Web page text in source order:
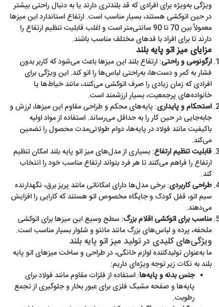
ویژگی به‌ویژه برای افرادی که قد بلندتری دارند یا به دنبال راحتی بیشتر
در حین اتوکشی هستند، بسیار مناسب است. ارتفاع استاندارد این میزها
معمولاً بین 70 تا 90 سانتی‌متر است و اغلب قابلیت تنظیم ارتفاع را
دارند تا برای افراد با قدهای مختلف مناسب باشند.
مزایای میز اتو پایه بلند
ارگونومی و راحتی: ارتفاع بلند این میزها باعث می‌شود که کاربر بدون
فشار به کمر و دست‌ها، به‌راحتی لباس‌ها را اتو کند. این ویژگی برای
افرادی که زمان زیادی را صرف اتوکشی می‌کنند، مانند خیاط‌ها یا
خانواده‌های پرجمعیت، بسیار ارزشمند است.
استحکام و پایداری: پایه‌های محکم و طراحی مقاوم این میزها، لرزش و
جابه‌جایی در حین کار را به حداقل می‌رساند. استفاده از مواد اولیه
باکیفیت مانند فولاد در پایه‌ها، دوام طولانی‌مدت محصول را تضمین
می‌کند.
قابلیت تنظیم ارتفاع: بسیاری از مدل‌های میز اتو پایه بلند امکان تنظیم
ارتفاع را فراهم می‌کنند تا هر فرد بتواند ارتفاع مناسب خود را انتخاب
کند.
طراحی کاربردی: برخی مدل‌ها دارای امکاناتی مانند پریز برق، نگهدارنده
سیم اتو، قفل کودک و جایگاه مخصوص اتو هستند که کارایی را افزایش
می‌دهند.
مناسب برای اتوکشی اقلام بزرگ: سطح وسیع این میزها برای اتوکشی
ملحفه، پرده و لباس‌های بزرگ مانند مانتو و شلوار بسیار مناسب است.
ویژگی‌های کلیدی در تولید میز اتو پایه بلند
ما به‌عنوان تولیدکننده لوازم خانگی، در طراحی و ساخت میزهای اتو پایه
بلند به نکات زیر توجه ویژه‌ای داریم:
جنس بدنه و پایه‌ها: استفاده از فلزات مقاوم مانند فولاد برای
پایه‌ها و صفحه مشبک فلزی برای عبور بخار و جلوگیری از تجمع
رطوبت.